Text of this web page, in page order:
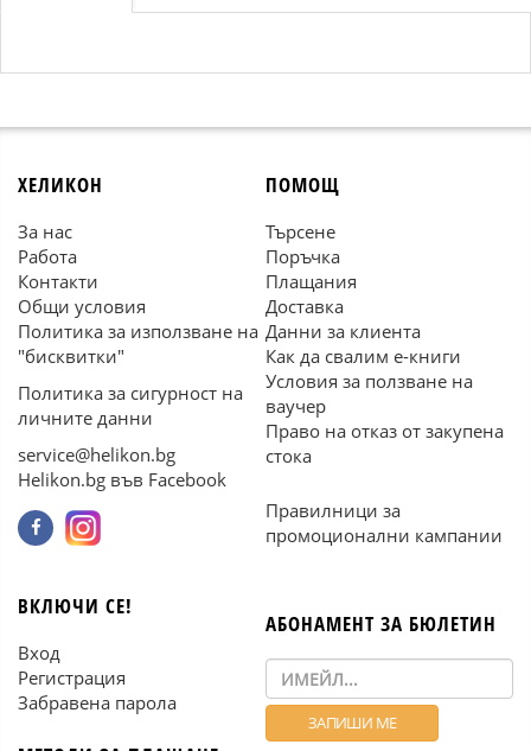
ХЕЛИКОН
За нас
Работа
Контакти
Общи условия
Политика за използване на
"бисквитки"
Политика за сигурност на
личните данни
service@helikon.bg
Helikon.bg във Facebook
ПОМОЩ
Търсене
Поръчка
Плащания
Доставка
Данни за клиента
Как да свалим е-книги
Условия за ползване на
ваучер
Право на отказ от закупена
стока
Правилници за
промоционални кампании
ВКЛЮЧИ СЕ!
Вход
Регистрация
Забравена парола
АБОНАМЕНТ ЗА БЮЛЕТИН